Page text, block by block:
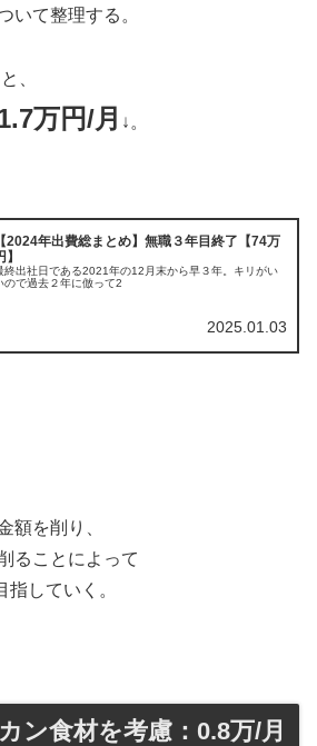
いて整理する。
、
万円/月 ↓。
【2024年出費総まとめ】無職３年目終了【74万
】
終出社日である2021年の12月末から早３年。キリがい
ので過去２年に倣って2
2025.01.03
額を削り、
ることによって
指していく。
ン食材を考慮：0.8万/月